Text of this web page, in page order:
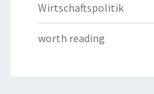
Wirtschaftspolitik
worth reading